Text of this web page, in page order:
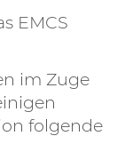
EMCS
im Zuge
folgende